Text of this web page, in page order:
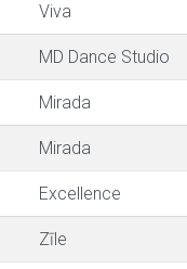
Viva
MD Dance Studio
Mirada
Mirada
Excellence
Zīle